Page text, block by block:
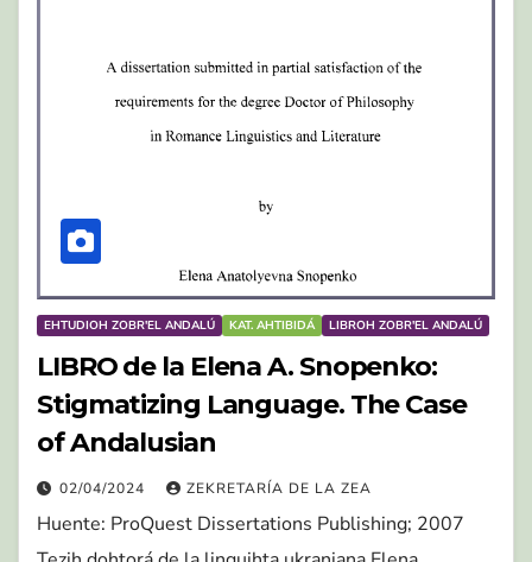
EHTUDIOH ZOBR'EL ANDALÚ KAT. AHTIBIDÁ LIBROH ZOBR'EL ANDALÚ
LIBRO de la Elena A. Snopenko:
Stigmatizing Language. The Case
of Andalusian
02/04/2024 ZEKRETARÍA DE LA ZEA
Huente: ProQuest Dissertations Publishing; 2007